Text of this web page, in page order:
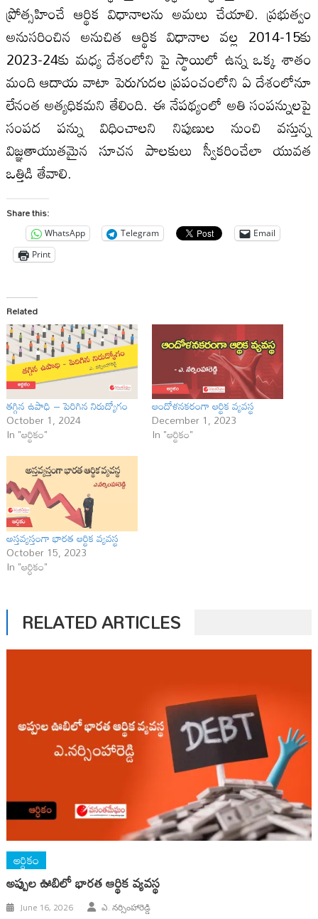
ప్రోత్సహించే ఆర్థిక విధానాలను అమలు చేయాలి. ప్రభుత్వం
అనుసరించిన అనుచిత ఆర్థిక విధానాల వల్ల 2014-15కు
2023-24కు మధ్య దేశంలోని పై స్థాయిలో ఉన్న ఒక్క శాతం
మంది ఆదాయ వాటా పెరుగుదల ప్రపంచంలోని ఏ దేశంలోనూ
లేనంత అత్యధికమని తేలింది. ఈ నేపథ్యంలో అతి సంపన్నులపై
సంపద పన్ను విధించాలని నిపుణుల నుంచి వస్తున్న
విజ్ఞతాయుతమైన సూచన పాలకులు స్వీకరించేలా యువత
ఒత్తిడి తేవాలి.
Share this:
WhatsApp Telegram
Email
Print
Related
తగ్గిన ఉపాధి – పెరిగిన నిరుద్యోగం
October 1, 2024
In "ఆర్థికం"
ఆందోళనకరంగా ఆర్థిక వ్యవస్థ
December 1, 2023
In "ఆర్థికం"
అస్తవ్యస్తంగా భారత ఆర్థిక వ్యవస్థ
October 15, 2023
In "ఆర్ధికం"
RELATED ARTICLES
ఆర్ధికం
అప్పుల ఊబిలో భారత ఆర్థిక వ్యవస్థ
June 16, 2026 ఎ. నర్సింహారెడ్డి